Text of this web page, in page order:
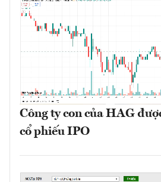
Công ty con của HAG
cổ phiếu IPO